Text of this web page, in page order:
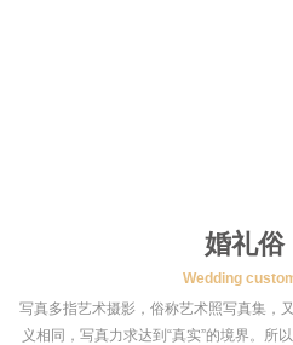
婚礼俗
Wedding
写真多指艺术摄影，俗称艺术照写真集，
义相同，写真力求达到“真实”的境界。所